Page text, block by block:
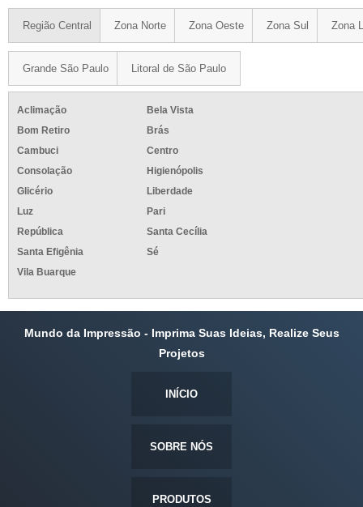
Região Central Zona Norte Zona Oeste Zona Sul Zona
Grande São Paulo Litoral de São Paulo
Aclimação
Bela Vista
Bom Retiro
Brás
Cambuci
Centro
Consolação
Higienópolis
Glicério
Liberdade
Luz
Pari
República
Santa Cecília
Santa Efigênia
Sé
Vila Buarque
Mundo da Impressão - Imprima Suas Ideias, Realize Seus
Projetos
INÍCIO
SOBRE NÓS
PRODUTOS